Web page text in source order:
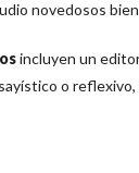
novedosos
incluyen un
o